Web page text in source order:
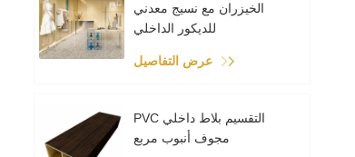
الخيزران مع نسيج معدني
للديكور الداخلي
عرض التفاصيل
PVC التقسيم بلاط داخلي
مجوف أنبوب مربع